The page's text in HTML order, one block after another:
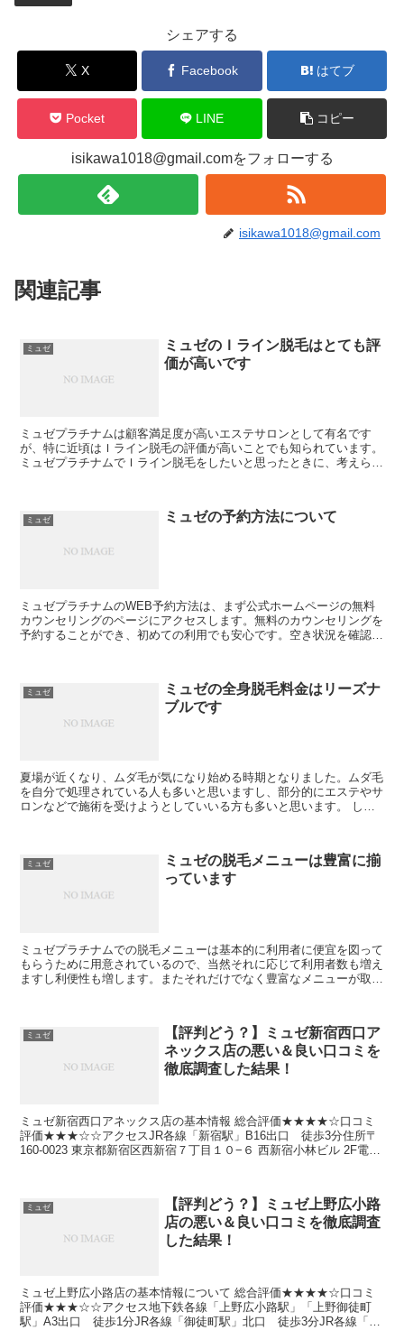
シェアする
X Facebook はてブ
Pocket LINE コピー
isikawa1018@gmail.comをフォローする
isikawa1018@gmail.com
関連記事
ミュゼ
ミュゼのＩライン脱毛はとても評
価が高いです
ミュゼプラチナムは顧客満足度が高いエステサロンとして有名です
が、特に近頃はＩライン脱毛の評価が高いことでも知られています。
ミュゼプラチナムでＩライン脱毛をしたいと思ったときに、考えられ
ミュゼ ミュゼの予約方法について
ミュゼプラチナムのWEB予約方法は、まず公式ホームページの無料
カウンセリングのページにアクセスします。無料のカウンセリングを
予約することができ、初めての利用でも安心です。空き状況を確認す
ミュゼ
ミュゼの全身脱毛料金はリーズナ
ブルです
夏場が近くなり、ムダ毛が気になり始める時期となりました。ムダ毛
を自分で処理されている人も多いと思いますし、部分的にエステやサ
ロンなどで施術を受けようとしていいる方も多いと思います。 しか
ミュゼ
ミュゼの脱毛メニューは豊富に揃
っています
ミュゼプラチナムでの脱毛メニューは基本的に利用者に便宜を図って
もらうために用意されているので、当然それに応じて利用者数も増え
ますし利便性も増します。またそれだけでなく豊富なメニューが取り
ミュゼ
【評判どう？】ミュゼ新宿西口ア
ネックス店の悪い＆良い口コミを
徹底調査した結果！
ミュゼ新宿西口アネックス店の基本情報 総合評価★★★★☆口コミ
評価★★★☆☆アクセスJR各線「新宿駅」B16出口 徒歩3分住所〒
160-0023 東京都新宿区西新宿７丁目１０−６ 西新宿小林ビル 2F電話
ミュゼ
【評判どう？】ミュゼ上野広小路
店の悪い＆良い口コミを徹底調査
した結果！
ミュゼ上野広小路店の基本情報について 総合評価★★★★☆口コミ
評価★★★☆☆アクセス地下鉄各線「上野広小路駅」「上野御徒町
駅」A3出口 徒歩1分JR各線「御徒町駅」北口 徒歩3分JR各線「上